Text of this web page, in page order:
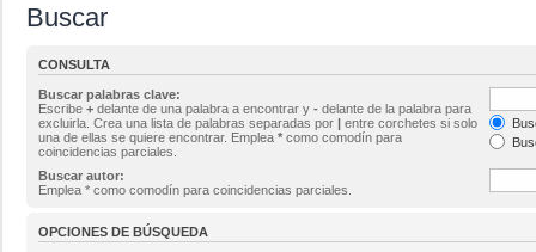
Buscar
CONSULTA
Buscar palabras clave:
Escribe + delante de una palabra a encontrar y - delante de la palabra para
excluirla. Crea una lista de palabras separadas por | entre corchetes si solo
una de ellas se quiere encontrar. Emplea * como comodín para
coincidencias parciales.
Buscar autor:
Emplea * como comodín para coincidencias parciales.
OPCIONES DE BÚSQUEDA